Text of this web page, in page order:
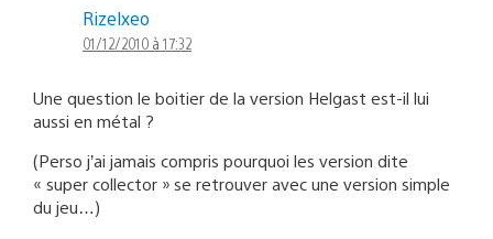
Rizelxeo
01/12/2010 à 17:32
Une question le boitier de la version Helgast est-il lui
aussi en métal ?
(Perso j’ai jamais compris pourquoi les version dite
« super collector » se retrouver avec une version simple
du jeu…)